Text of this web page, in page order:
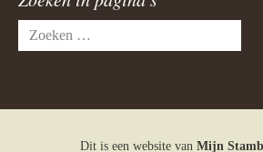
Zoeken
naar:
Dit is een website van Mijn